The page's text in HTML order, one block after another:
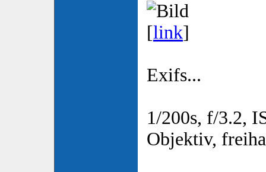
[link]
Exifs...
1/200s, f/3.2,
Objektiv,